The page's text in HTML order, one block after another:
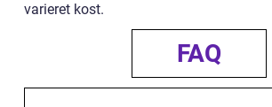
varieret kost.
FAQ